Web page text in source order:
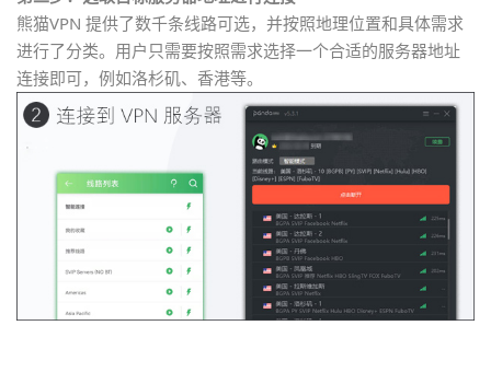
熊猫VPN 提供了数千条线路可选，并按照地理位置和具体需求
进行了分类。用户只需要按照需求选择一个合适的服务器地址
连接即可，例如洛杉矶、香港等。